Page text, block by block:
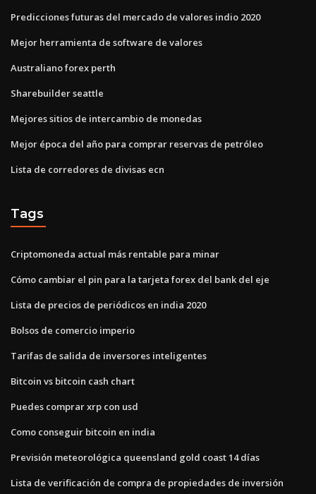
Predicciones futuras del mercado de valores indio 2020
Mejor herramienta de software de valores
Australiano forex perth
Sharebuilder seattle
Mejores sitios de intercambio de monedas
Mejor época del año para comprar reservas de petróleo
Lista de corredores de divisas ecn
Tags
Criptomoneda actual más rentable para minar
Cómo cambiar el pin para la tarjeta forex del bank del eje
Lista de precios de periódicos en india 2020
Bolsos de comercio imperio
Tarifas de salida de inversores inteligentes
Bitcoin vs bitcoin cash chart
Puedes comprar xrp con usd
Como conseguir bitcoin en india
Previsión meteorológica queensland gold coast 14 días
Lista de verificación de compra de propiedades de inversión